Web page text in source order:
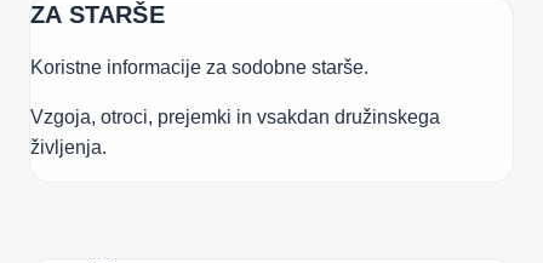
ZA STARŠE
Koristne informacije za sodobne starše.
Vzgoja, otroci, prejemki in vsakdan družinskega
življenja.